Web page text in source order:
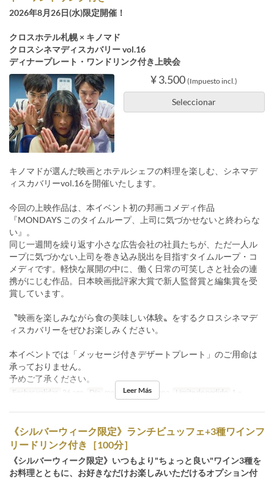
2026年8月26日(水)限定開催！
クロスホテル札幌 × キノマド
クロスシネマディスカバリー vol.16
ディナープレート・ワンドリンク付き上映会
¥ 3.500 (Impuesto incl.)
Seleccionar
キノマドが選んだ映画とホテルシェフの料理を楽しむ、シネマデ
ィスカバリーvol.16を開催いたします。
今回の上映作品は、本イベント初の邦画コメディ作品
『MONDAYS このタイムループ、上司に気づかせないと終わらな
い』。
同じ一週間を繰り返す小さな広告会社の社員たちが、ただ一人ル
ープに気づかない上司を巻き込み脱出を目指すタイムループ・コ
メディです。軽快な展開の中に、働く日常の可笑しさと社会の連
携がにじむ作品。日本映画批評家大賞で新人監督賞と編集賞を受
賞しています。
〝映画を楽しみながら食の美味しい体験〟をするクロスシネマデ
ィスカバリーをぜひお楽しみください。
本イベントでは「メッセージ付きデザートプレート」のご用命は
承っておりません。
予めご了承ください。
Fechas validas 26 ago Día Comidas Cena Límite de pedido 1 ~
Leer Más
《シルバーウィーク限定》ランチビュッフェ+3種ワインフ
リードリンク付き［100分］
《シルバーウィーク限定》いつもより"ちょっと良い"ワイン3種を
お料理とともに、お好きなだけお楽しみいただけるオプション付